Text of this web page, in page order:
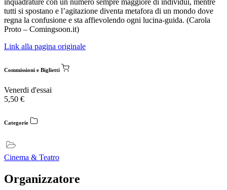
tutti si spostano e l’agitazione diventa metafora di un mondo dove
regna la confusione e sta affievolendo ogni lucina-guida. (Carola
Proto – Comingsoon.it)
Link alla pagina originale
Commissioni e Biglietti
Venerdi d'essai
5,50 €
Categorie
Cinema & Teatro
Organizzatore